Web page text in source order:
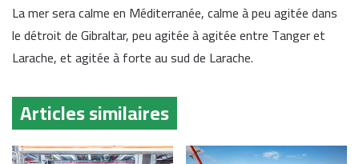
La mer sera calme en Méditerranée, calme à peu agitée dans
le détroit de Gibraltar, peu agitée à agitée entre Tanger et
Larache, et agitée à forte au sud de Larache.
Articles similaires